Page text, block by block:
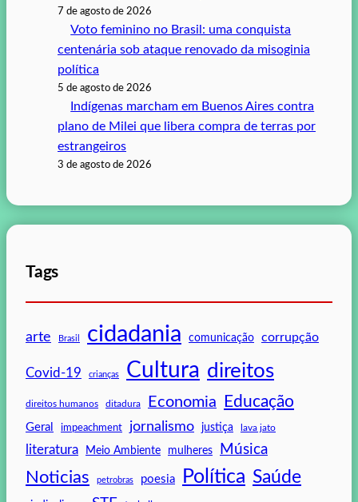
7 de agosto de 2026
Voto feminino no Brasil: uma conquista
centenária sob ataque renovado da misoginia
política
5 de agosto de 2026
Indígenas marcham em Buenos Aires contra
plano de Milei que libera compra de terras por
estrangeiros
3 de agosto de 2026
Tags
arte Brasil cidadania comunicação corrupção
Covid-19 crianças Cultura direitos
direitos humanos ditadura Economia Educação
Geral impeachment jornalismo justiça lava jato
literatura Meio Ambiente mulheres Música
Noticias petrobras poesia Política Saúde